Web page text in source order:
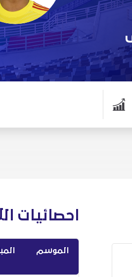
احصائيات
الموسم